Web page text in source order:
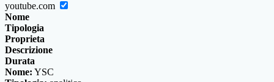
youtube.com
Nome
Tipologia
Proprieta
Descrizione
Durata
Nome: YSC